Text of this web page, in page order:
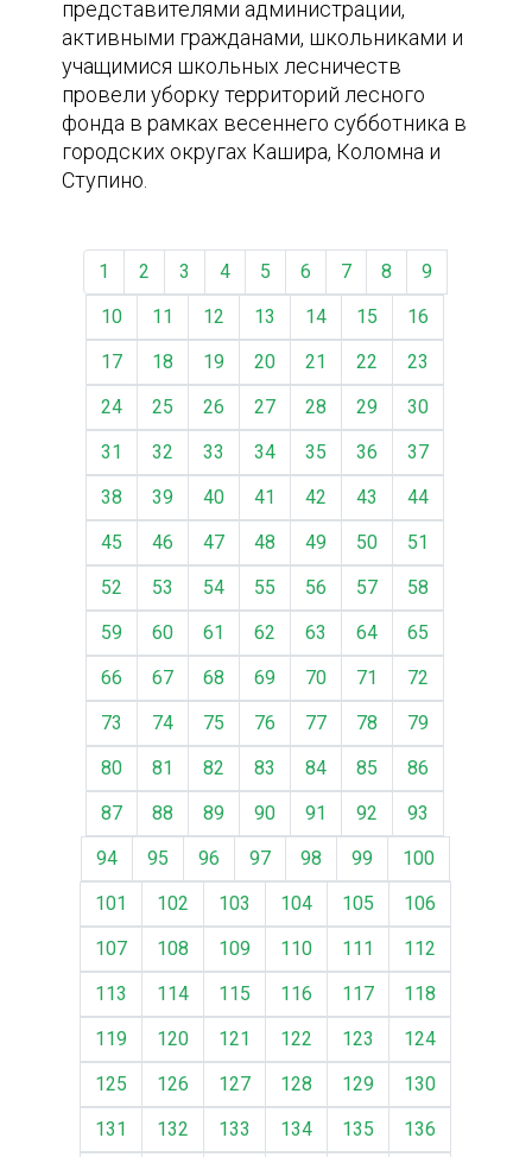
представителями администрации,
активными гражданами, школьниками и
учащимися школьных лесничеств
провели уборку территорий лесного
фонда в рамках весеннего субботника в
городских округах Кашира, Коломна и
Ступино.
1 2 3 4 5 6 7 8
9
10
11 12 13 14 15
16
17
18 19 20 21 22
23
24
25 26 27 28 29
30
31
32 33 34 35 36
37
38
39 40 41 42 43
44
45
46 47 48 49 50
51
52
53 54 55 56 57
58
59
60 61 62 63 64
65
66
67 68 69 70 71
72
73
74 75 76 77 78
79
80
81 82 83 84 85
86
87
88 89 90 91 92
93
94
95 96 97 98 99
100
101
102 103 104 105
106
107
108 109 110 111
112
113
114 115 116 117
118
119
120 121 122 123
124
125
126 127 128 129
130
131
132 133 134 135
136